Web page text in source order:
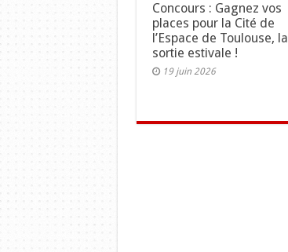
Concours : Gagnez vos
places pour la Cité de
l’Espace de Toulouse, la
sortie estivale !
19 juin 2026